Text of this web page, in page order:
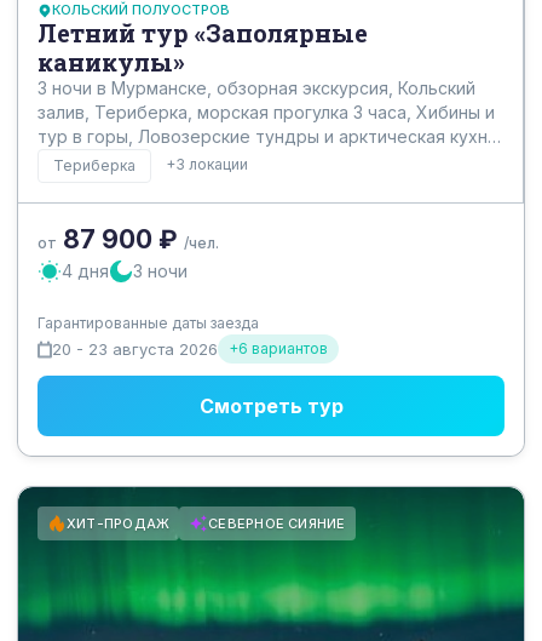
КОЛЬСКИЙ ПОЛУОСТРОВ
Летний тур «Заполярные
каникулы»
3 ночи в Мурманске, обзорная экскурсия, Кольский
залив, Териберка, морская прогулка 3 часа, Хибины и
тур в горы, Ловозерские тундры и арктическая кухня
с северными деликатесами.
Териберка +3 локации
от 87 900 ₽ /чел.
4 дня 3 ночи
Гарантированные даты заезда
20 - 23 августа 2026 +6 вариантов
Смотреть тур
ХИТ-ПРОДАЖ СЕВЕРНОЕ СИЯНИЕ